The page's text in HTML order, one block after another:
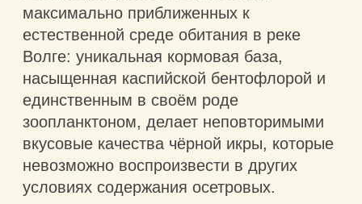
Астраханская обл., Камызякский